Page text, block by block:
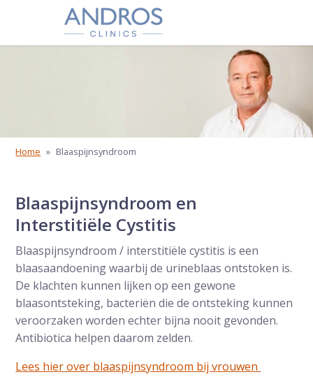
Navigatie overslaan
Home » Blaaspijnsyndroom
Blaaspijnsyndroom en
Interstitiële Cystitis
Blaaspijnsyndroom / interstitiële cystitis is een
blaasaandoening waarbij de urineblaas ontstoken is.
De klachten kunnen lijken op een gewone
blaasontsteking, bacteriën die de ontsteking kunnen
veroorzaken worden echter bijna nooit gevonden.
Antibiotica helpen daarom zelden.
Lees hier over blaaspijnsyndroom bij vrouwen